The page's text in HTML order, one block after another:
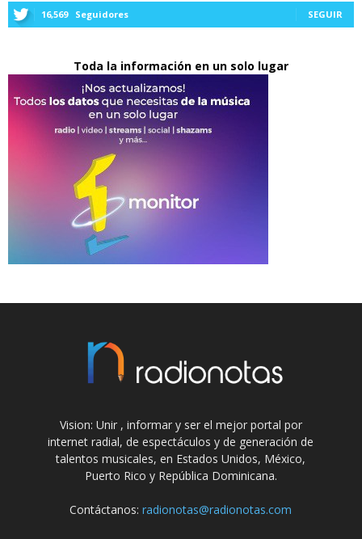
16,569 Seguidores SEGUIR
Toda la información en un solo lugar
Vision: Unir , informar y ser el mejor portal por
internet radial, de espectáculos y de generación de
talentos musicales, en Estados Unidos, México,
Puerto Rico y República Dominicana.
Contáctanos:radionotas@radionotas.com